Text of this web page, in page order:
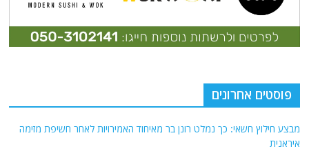
פוסטים אחרונים
מי ומי מסביב לשולחן?
החשבון נפתח מחדש: ישראל נערכת לסבב מהלומות עצימות בתימן
צינור הכסף החשאי: כך הגיעו 1.5 מיליארד דולר שגנבה צפון קוריאה אל הבנק
המרכזי של איראן